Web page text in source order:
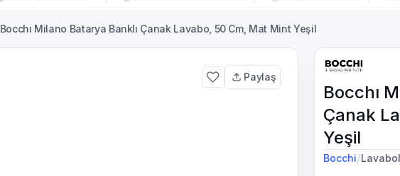
Bocchı Milano Batarya Banklı Çanak Lavabo, 50 Cm, Mat Mint Yeşil
Paylaş
Bocchı
Çanak
Yeşil
Bocchi/